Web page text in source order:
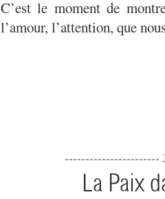
C’est le moment de
l’amour, l’attention, que
-----------------------
La Paix